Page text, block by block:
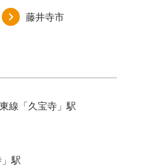
藤井寺市
線「久宝寺」駅
駅